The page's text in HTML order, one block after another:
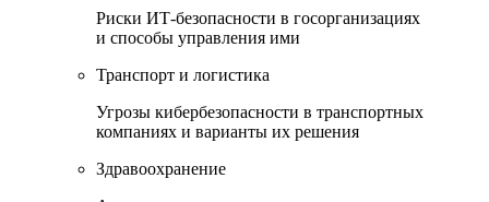
Риски ИТ-безопасности в госорганизациях
и способы управления ими
Транспорт и логистика
Угрозы кибербезопасности в транспортных
компаниях и варианты их решения
Здравоохранение